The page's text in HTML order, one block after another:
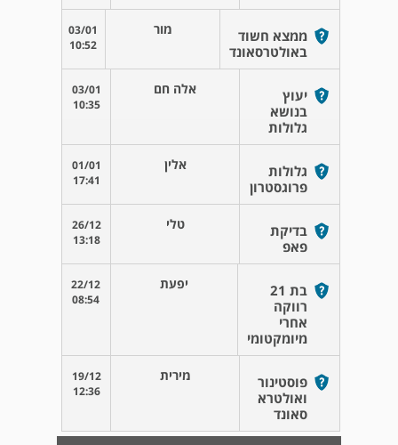
ממצא חשוד
באולטרסאונד
מור
03/01
10:52
יעוץ
בנושא
גלולות
אלה חם
03/01
10:35
גלולות
פרוגסטרון
אלין
01/01
17:41
בדיקת
פאפ
טלי
26/12
13:18
בת 21
רווקה
אחרי
מיומקטומי
יפעת
22/12
08:54
פוסטינור
ואולטרא
סאונד
מירית
19/12
12:36